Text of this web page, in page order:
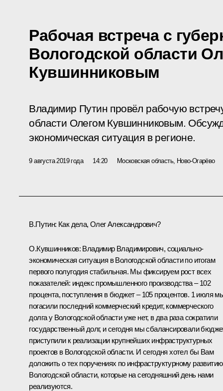
Рабочая встреча с
Вологодской области
Кувшинниковым
Владимир Путин провёл рабочую
области Олегом Кувшинниковым.
экономическая ситуация в регионе.
9 августа 2019 года 14:20 Московская область, Ново-Огарёво
В.Путин: Как дела, Олег Александрович?
О.Кувшинников: Владимир Владимирович, социально-
экономическая ситуация в Вологодской области по итогам
первого полугодия стабильная. Мы фиксируем рост всех
показателей: индекс промышленного производства – 102
процента, поступления в бюджет – 105 процентов. 1 июля
погасили последний коммерческий кредит, коммерческого
долга у Вологодской области уже нет, в два раза сократили
государственный долг, и сегодня мы сбалансировали
приступили к реализации крупнейших инфраструктурных
проектов в Вологодской области. И сегодня хотел бы Вам
доложить о тех поручениях по инфраструктурному развитию
Вологодской области, которые на сегодняшний день нами
реализуются.